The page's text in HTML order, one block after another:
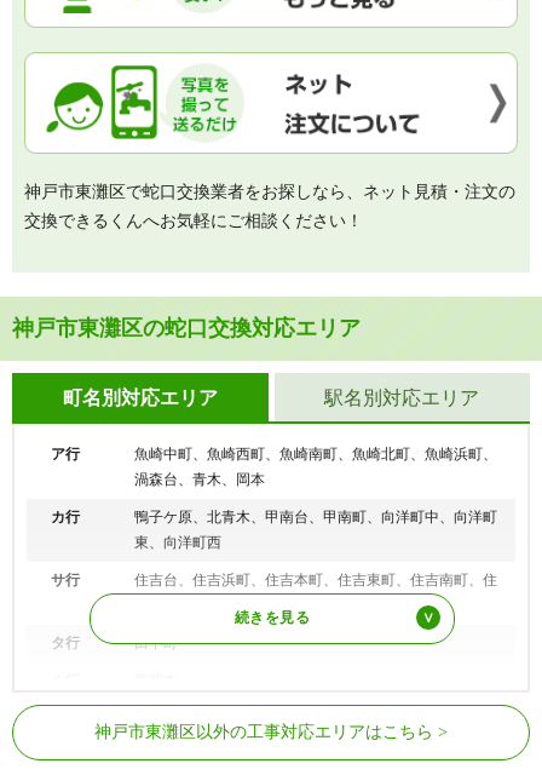
神戸市東灘区で蛇口交換業者をお探しなら、ネット見積・注文の
交換できるくんへお気軽にご相談ください！
神戸市東灘区の蛇口交換対応エリア
町名別対応エリア
ア行
魚崎中町、魚崎西町、魚崎南町、魚崎北町、魚崎浜町、
渦森台、青木、岡本
カ行
鴨子ケ原、北青木、甲南台、甲南町、向洋町中、向洋町
東、向洋町西
サ行
住吉台、住吉浜町、住吉本町、住吉東町、住吉南町、住
タ行 田中町
駅名別対応エリア
JR東海道本線（JR神戸線） 甲南山手駅、摂津本山駅、住吉駅
神戸市東灘区以外の工事対応エリアはこちら